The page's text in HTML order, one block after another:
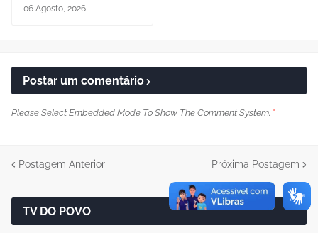
06 Agosto, 2026
Postar um comentário
Please Select Embedded Mode To Show The Comment System. *
Postagem Anterior Próxima Postagem
TV DO POVO